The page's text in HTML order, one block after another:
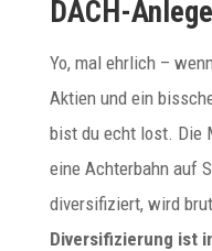
DACH-
Yo, mal ehrlich –
Aktien und ein
bist du echt lost. Die
eine Achterbahn auf
diversifiziert, wird
Diversifizierung ist